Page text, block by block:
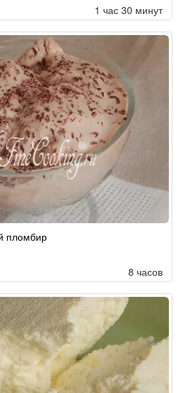
1 час 30 минут
пломбир
8 часов